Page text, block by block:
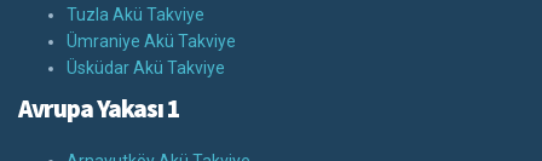
Tuzla Akü Takviye
Ümraniye Akü Takviye
Üsküdar Akü Takviye
Avrupa Yakası 1